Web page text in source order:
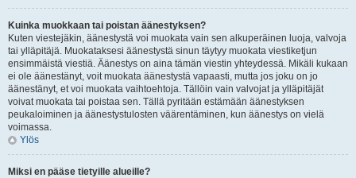
Kuinka muokkaan tai poistan äänestyksen?
Kuten viestejäkin, äänestystä voi muokata vain sen alkuperäinen luoja, valvoja
tai ylläpitäjä. Muokataksesi äänestystä sinun täytyy muokata viestiketjun
ensimmäistä viestiä. Äänestys on aina tämän viestin yhteydessä. Mikäli kukaan
ei ole äänestänyt, voit muokata äänestystä vapaasti, mutta jos joku on jo
äänestänyt, et voi muokata vaihtoehtoja. Tällöin vain valvojat ja ylläpitäjät
voivat muokata tai poistaa sen. Tällä pyritään estämään äänestyksen
peukaloiminen ja äänestystulosten väärentäminen, kun äänestys on vielä
voimassa.
Ylös
Miksi en pääse tietyille alueille?